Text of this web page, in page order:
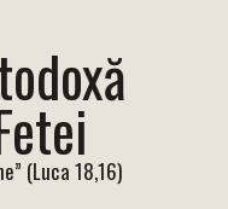
(Luca 18,16)